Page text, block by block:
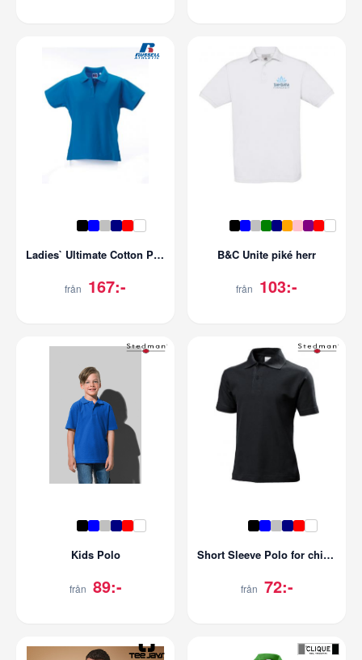
Ladies` Ultimate Cotton Polo
från 167:-
B&C Unite piké herr
från 103:-
Kids Polo
från 89:-
Short Sleeve Polo for children
från 72:-